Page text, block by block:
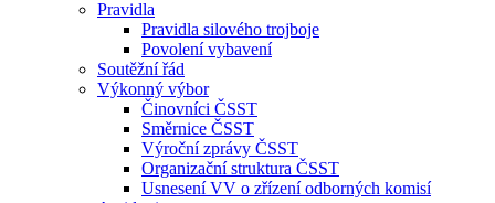
Pravidla
Pravidla silového trojboje
Povolení vybavení
Soutěžní řád
Výkonný výbor
Činovníci ČSST
Směrnice ČSST
Výroční zprávy ČSST
Organizační struktura ČSST
Usnesení VV o zřízení odborných komisí